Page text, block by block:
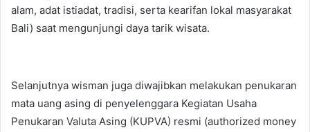
alam, adat istiadat, tradisi, serta kearifan lokal masyarakat
Bali) saat mengunjungi daya tarik wisata.
Selanjutnya wisman juga diwajibkan melakukan penukaran
mata uang asing di penyelenggara Kegiatan Usaha
Penukaran Valuta Asing (KUPVA) resmi (authorized money